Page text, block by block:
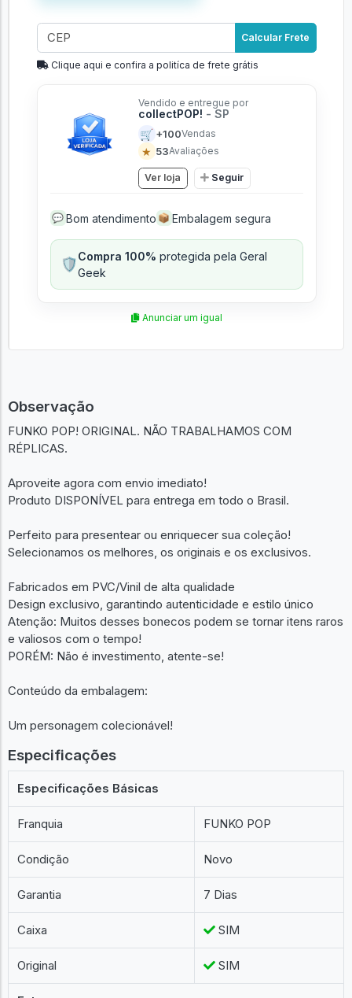
Calcular Frete
Clique aqui e confira a politíca de frete grátis
Vendido e entregue por
collectPOP! - SP
🛒 +100Vendas
★ 53Avaliações
Ver loja Seguir
💬 Bom atendimento 📦 Embalagem segura
🛡️Compra 100% protegida pela Geral
Geek
Anunciar um igual
Observação
FUNKO POP! ORIGINAL. NÃO TRABALHAMOS COM
RÉPLICAS.
Aproveite agora com envio imediato!
Produto DISPONÍVEL para entrega em todo o Brasil.
Perfeito para presentear ou enriquecer sua coleção!
Selecionamos os melhores, os originais e os exclusivos.
Fabricados em PVC/Vinil de alta qualidade
Design exclusivo, garantindo autenticidade e estilo único
Atenção: Muitos desses bonecos podem se tornar itens raros
e valiosos com o tempo!
PORÉM: Não é investimento, atente-se!
Conteúdo da embalagem:
Um personagem colecionável!
Especificações
Especificações Básicas
Franquia FUNKO POP
Condição Novo
Garantia 7 Dias
Caixa SIM
Original SIM